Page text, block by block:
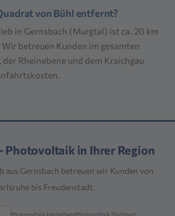
von Bühl entfernt?
in Gernsbach (Murgtal) ist ca. 20 km
betreuen Kunden im gesamten
Rheinebene und dem Kraichgau
Photovoltaik in Ihrer Region
aus Gernsbach betreuen wir Kunden von
bis Freudenstadt.
Photovoltaik HeidelbergPhotovoltaik Stuttgart